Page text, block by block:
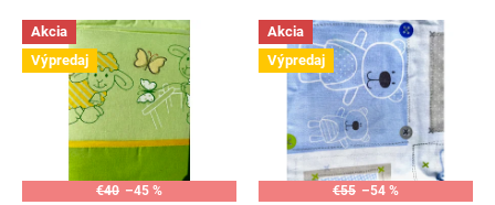
V Akcia
Výpredaj
€40 –45 %
Akcia
Výpredaj
€55 –54 %